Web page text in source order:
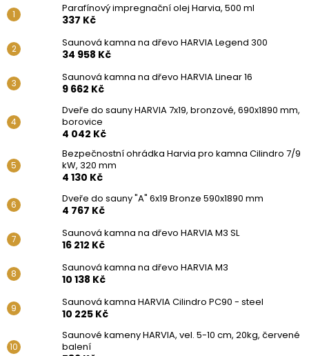
Parafínový impregnační olej Harvia, 500 ml
337 Kč
Saunová kamna na dřevo HARVIA Legend 300
34 958 Kč
Saunová kamna na dřevo HARVIA Linear 16
9 662 Kč
Dveře do sauny HARVIA 7x19, bronzové, 690x1890 mm,
borovice
4 042 Kč
Bezpečnostní ohrádka Harvia pro kamna Cilindro 7/9
kW, 320 mm
4 130 Kč
Dveře do sauny "A" 6x19 Bronze 590x1890 mm
4 767 Kč
Saunová kamna na dřevo HARVIA M3 SL
16 212 Kč
Saunová kamna na dřevo HARVIA M3
10 138 Kč
Saunová kamna HARVIA Cilindro PC90 - steel
10 225 Kč
Saunové kameny HARVIA, vel. 5-10 cm, 20kg, červené
balení